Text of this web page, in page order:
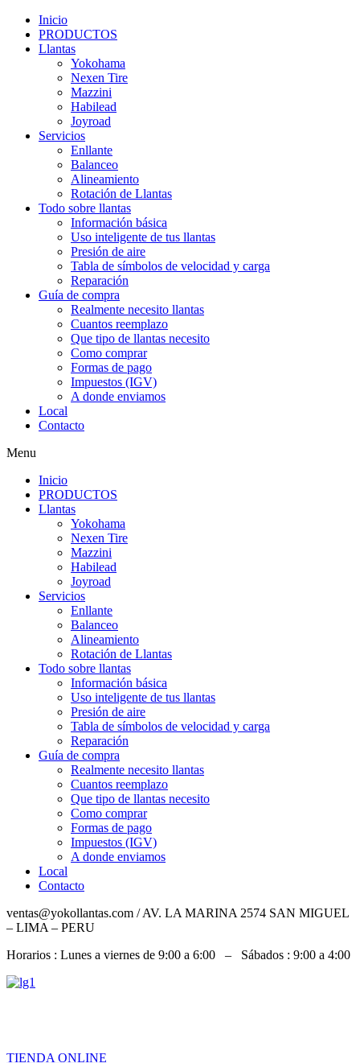
Inicio
PRODUCTOS
Llantas
Yokohama
Nexen Tire
Mazzini
Habilead
Joyroad
Servicios
Enllante
Balanceo
Alineamiento
Rotación de Llantas
Todo sobre llantas
Información básica
Uso inteligente de tus llantas
Presión de aire
Tabla de símbolos de velocidad y carga
Reparación
Guía de compra
Realmente necesito llantas
Cuantos reemplazo
Que tipo de llantas necesito
Como comprar
Formas de pago
Impuestos (IGV)
A donde enviamos
Local
Contacto
Menu
Inicio
PRODUCTOS
Llantas
Yokohama
Nexen Tire
Mazzini
Habilead
Joyroad
Servicios
Enllante
Balanceo
Alineamiento
Rotación de Llantas
Todo sobre llantas
Información básica
Uso inteligente de tus llantas
Presión de aire
Tabla de símbolos de velocidad y carga
Reparación
Guía de compra
Realmente necesito llantas
Cuantos reemplazo
Que tipo de llantas necesito
Como comprar
Formas de pago
Impuestos (IGV)
A donde enviamos
Local
Contacto
ventas@yokollantas.com / AV. LA MARINA 2574 SAN MIGUEL
– LIMA – PERU
Horarios : Lunes a viernes de 9:00 a 6:00 – Sábados : 9:00 a 4:00
TIENDA ONLINE